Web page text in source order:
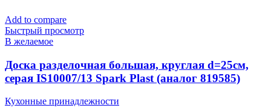
Add to compare
Быстрый просмотр
В желаемое
Доска разделочная большая, круглая d=25см,
серая IS10007/13 Spark Plast (аналог 819585)
Кухонные принадлежности